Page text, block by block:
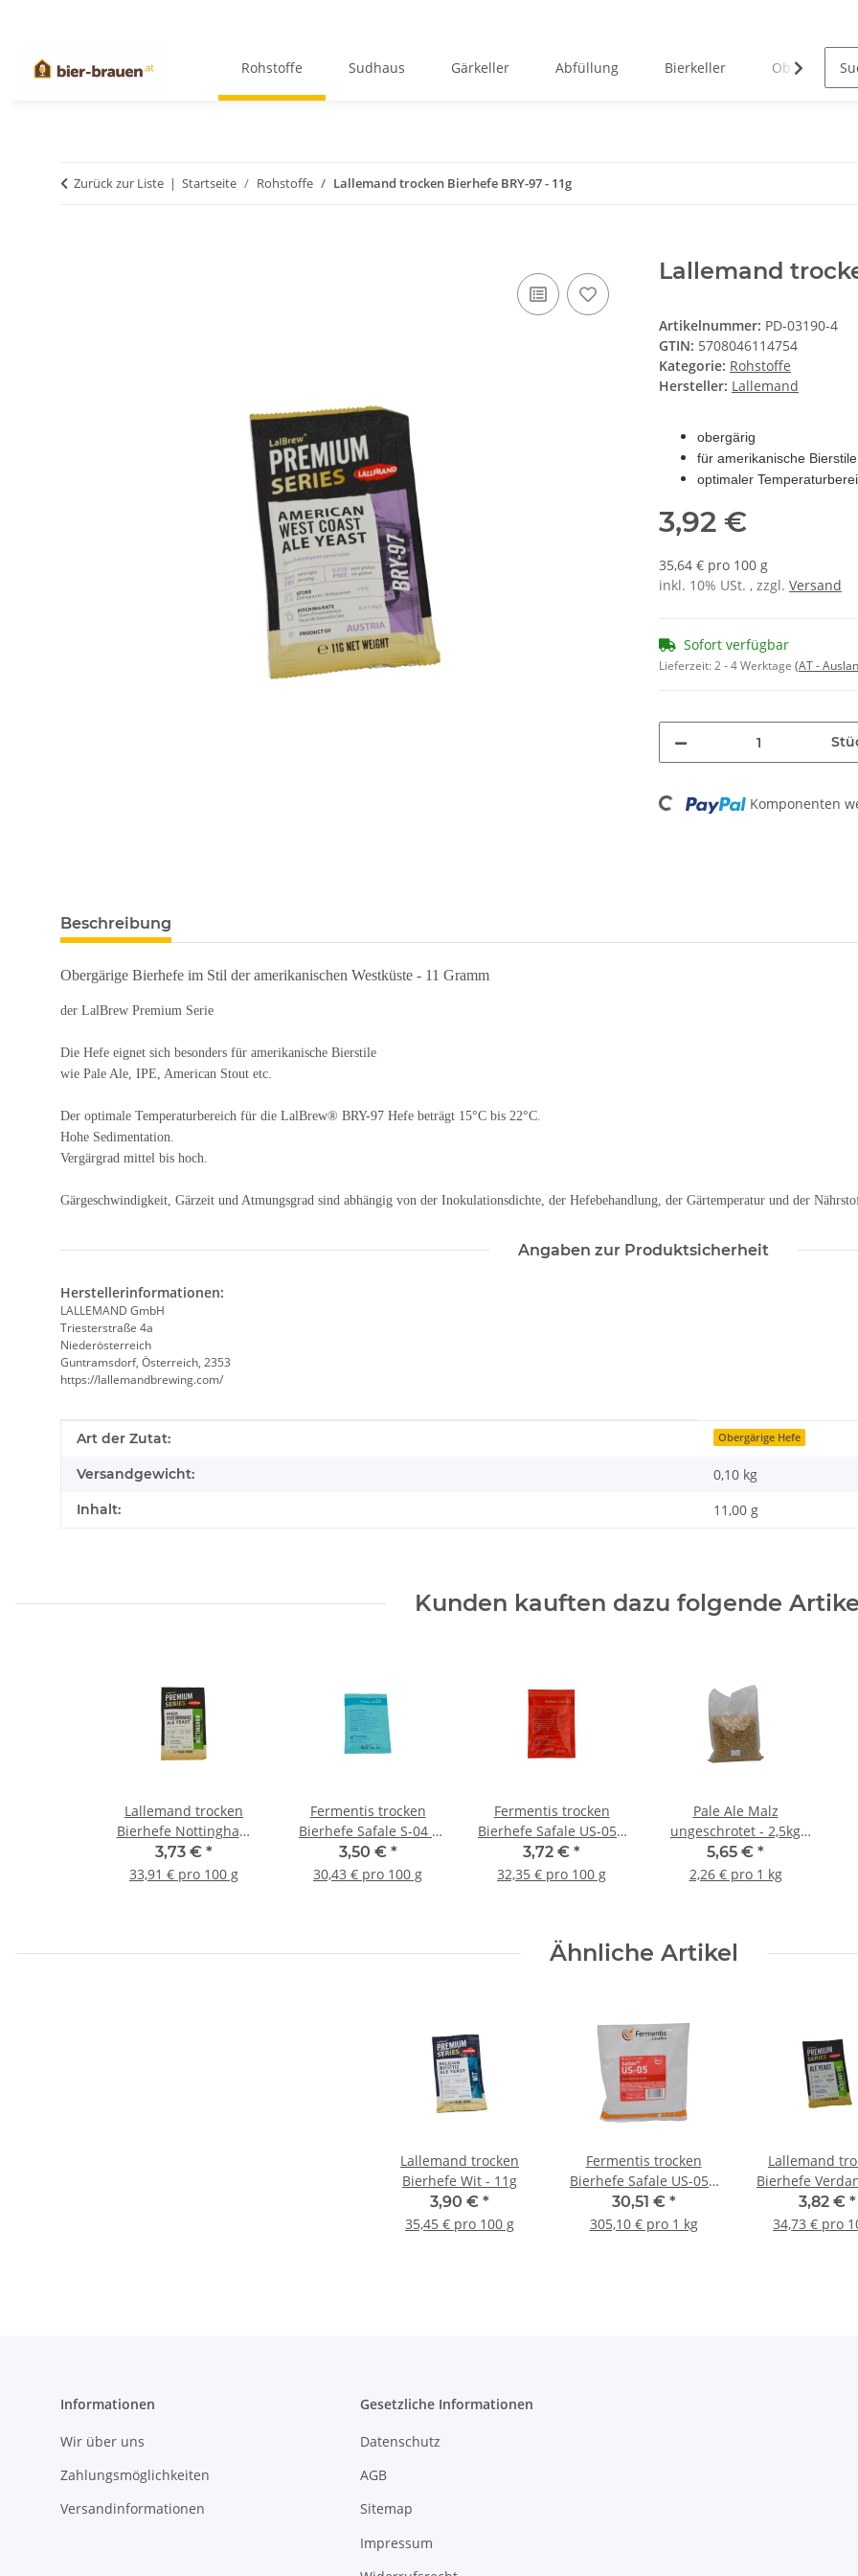
Rohstoffe Sudhaus Gärkeller Abfüllung Bierkeller
Zurück zur Liste Startseite Rohstoffe Lallemand trocken Bierhefe BRY-97 - 11g
Lallemand
Artikelnummer: PD-03190-4
GTIN: 5708046114754
Kategorie: Rohstoffe
Hersteller: Lallemand
obergärig
für amerikanische Bierstile
optimaler
3,92 €
35,64 € pro 100 g
inkl. 10% USt. , zzgl. Versand
Sofort verfügbar
Lieferzeit:2 - 4 Werktage (AT -
Loading... Komponenten
Beschreibung
Obergärige Bierhefe im Stil der amerikanischen Westküste - 11 Gramm
der LalBrew Premium Serie
Die Hefe eignet sich besonders für amerikanische Bierstile
wie Pale Ale, IPE, American Stout etc.
Der optimale Temperaturbereich für die LalBrew® BRY-97 Hefe beträgt 15°C bis 22°C.
Hohe Sedimentation.
Vergärgrad mittel bis hoch.
Gärgeschwindigkeit, Gärzeit und Atmungsgrad sind abhängig von der Inokulationsdichte, der Hefebehandlung, der Gärtemperatur und der
Angaben zur Produktsicherheit
Herstellerinformationen:
LALLEMAND GmbH
Triesterstraße 4a
Niederösterreich
Guntramsdorf, Österreich, 2353
https://lallemandbrewing.com/
Produkteigenschaft
Wert
Art der Zutat: Obergärige Hefe
Versandgewicht: 0,10 kg
Inhalt: 11,00 g
Kunden kauften dazu folgende
Lallemand trocken
Bierhefe Nottingham
Ale - 11g
3,73 € *
33,91 € pro 100 g
Fermentis trocken
Bierhefe Safale S-04 -
11,5g
3,50 € *
30,43 € pro 100 g
Fermentis trocken
Bierhefe Safale US-05 -
11,5g
3,72 € *
32,35 € pro 100 g
Pale Ale Malz
ungeschrotet - 2,5kg
Beutel
5,65 € *
2,26 € pro 1 kg
Ähnliche Artikel
Lallemand trocken
Bierhefe Wit - 11g
3,90 € *
35,45 € pro 100 g
Fermentis trocken
Bierhefe Safale US-05 -
100g
30,51 € *
305,10 € pro 1 kg
Lallemand
Bierhefe
11g
3,82 € *
34,73 € pro
Informationen
Wir über uns
Zahlungsmöglichkeiten
Versandinformationen
Gesetzliche Informationen
Datenschutz
AGB
Sitemap
Impressum